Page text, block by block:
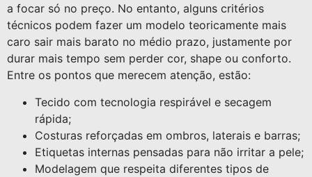
a focar só no preço. No entanto, alguns critérios
técnicos podem fazer um modelo teoricamente mais
caro sair mais barato no médio prazo, justamente por
durar mais tempo sem perder cor, shape ou conforto.
Entre os pontos que merecem atenção, estão:
Tecido com tecnologia respirável e secagem
rápida;
Costuras reforçadas em ombros, laterais e barras;
Etiquetas internas pensadas para não irritar a pele;
Modelagem que respeita diferentes tipos de